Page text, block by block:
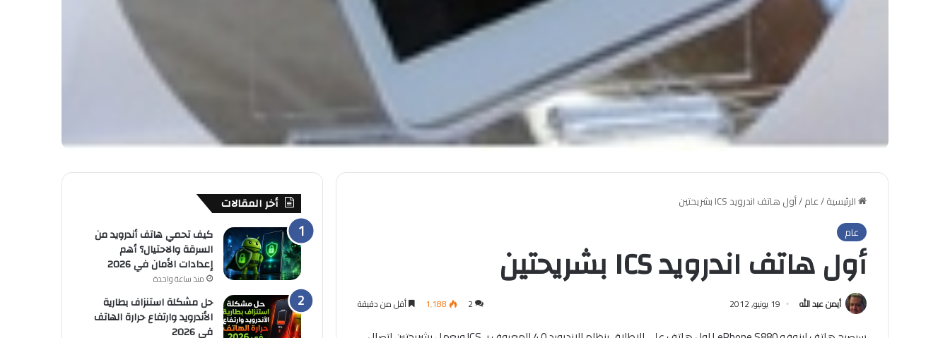
الرئيسية/عام/أول هاتف اندرويد ICS بشريحتين
عام
أول هاتف اندرويد ICS بشريحتين
أيمن عبد الله 19 يونيو, 2012 2 1٬188 أقل من دقيقة
أخر المقالات
كيف تحمي هاتف أندرويد من
السرقة والاحتيال؟ أهم
إعدادات الأمان في 2026
منذ ساعة واحدة
حل مشكلة استنزاف بطارية
الأندرويد وارتفاع حرارة الهاتف
في 2026